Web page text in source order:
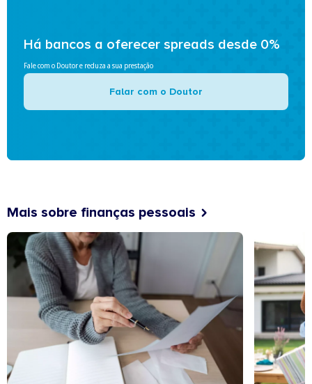
Há bancos a oferecer spreads desde 0%
Fale com o Doutor e reduza a sua prestação
Falar com o Doutor
Mais sobre finanças pessoais